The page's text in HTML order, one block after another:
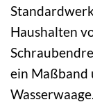
Haushalten
ein Maßband